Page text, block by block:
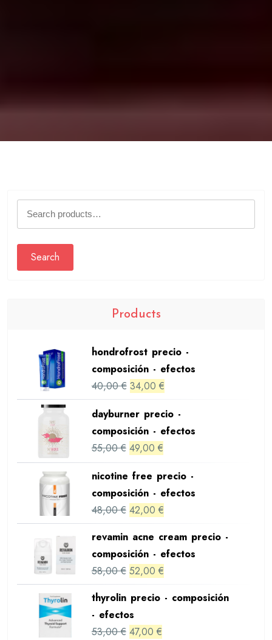
Search
Products
hondrofrost precio -
composición - efectos
40,00€ Original
was:
40,00 €.
34,00 €Current
is:
34,00 €.
dayburner precio -
composición - efectos
55,00€ Original
was:
55,00 €.
49,00 €Current
is:
49,00 €.
nicotine free precio -
composición - efectos
48,00€ Original
was:
48,00 €.
42,00 €Current
is:
42,00 €.
revamin acne cream precio -
composición - efectos
58,00€ Original
was:
58,00 €.
52,00 €Current
thyrolin precio - composición
- efectos
53,00€ Original
47,00 €Current